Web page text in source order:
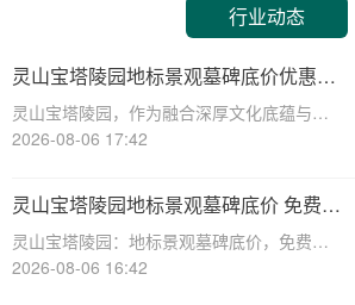
行业动态
灵山宝塔陵园地标景观墓碑底价优惠，
免费班车接送，购墓即享
灵山宝塔陵园，作为融合深厚文化底蕴与宗
教意蕴的现代化陵园，其标志性景观墓碑不
神慰藉的庄严象征。本文将深入剖析灵山宝
塔陵园标志性景观墓碑的基准定价策略，并
详细介绍免
2026-08-06 17:42
灵山宝塔陵园地标景观墓碑底价 免费班
车配套购墓即享
灵山宝塔陵园：地标景观墓碑底价，免费班
车配套购墓即享☎ 灵山宝塔陵园电话:400-
2026-08-06 16:42